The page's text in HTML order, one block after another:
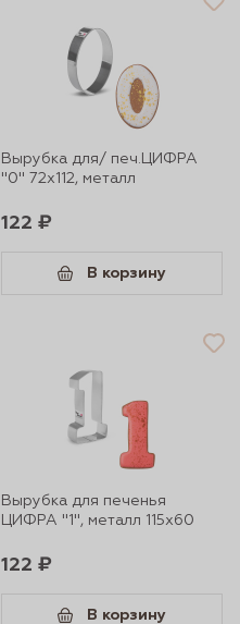
Вырубка для/ печ.ЦИФРА
"0" 72х112, металл
122 ₽
В корзину
Вырубка для печенья
ЦИФРА "1", металл 115х60
122 ₽
В корзину